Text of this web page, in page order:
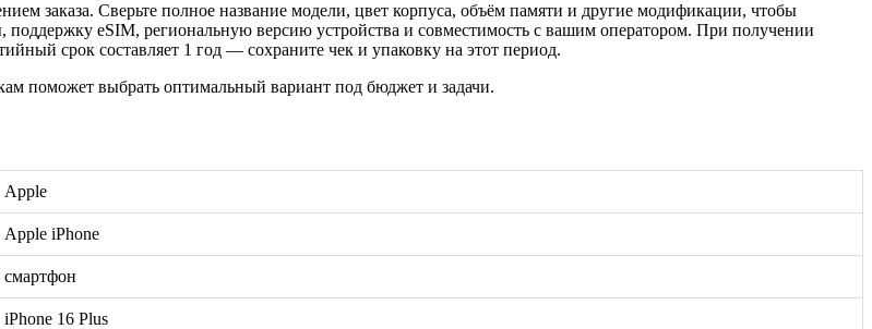
заказа. Сверьте полное название модели, цвет корпуса, объём памяти и другие модификации, чтобы
eSIM, региональную версию устройства и совместимость с вашим оператором. При получении
срок составляет 1 год — сохраните чек и упаковку на этот период.
поможет выбрать оптимальный вариант под бюджет и задачи.
Apple
Apple iPhone
смартфон
iPhone 16 Plus